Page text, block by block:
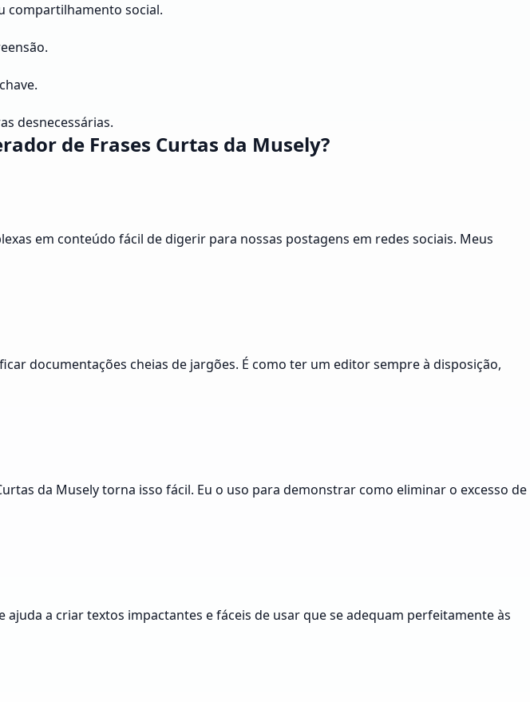
compartilhamento social.
desnecessárias.
de Frases Curtas da Musely?
em conteúdo fácil de digerir para nossas postagens em redes sociais. Meus
documentações cheias de jargões. É como ter um editor sempre à disposição,
da Musely torna isso fácil. Eu o uso para demonstrar como eliminar o excesso de
a criar textos impactantes e fáceis de usar que se adequam perfeitamente às